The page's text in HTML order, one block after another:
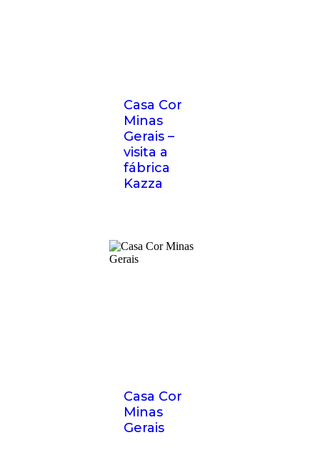
Casa Cor
Minas
Gerais –
visita a
fábrica
Kazza
Casa Cor
Minas
Gerais